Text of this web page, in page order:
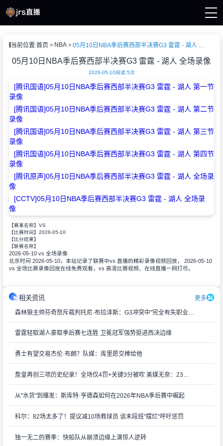
播
播
当前位置:首页 NBA 05月10日NBA季后赛西部半决赛G3 雷霆 - 湖人 全场录像
05月10日NBA季后赛西部半决赛G3 雷霆 - 湖人 全场录像
2026-05-10阅读:5次
[腾讯国语]05月10日NBA季后赛西部半决赛G3 雷霆 - 湖人 第一节
录像
[腾讯国语]05月10日NBA季后赛西部半决赛G3 雷霆 - 湖人 第二节
录像
[腾讯国语]05月10日NBA季后赛西部半决赛G3 雷霆 - 湖人 第三节
录像
[腾讯国语]05月10日NBA季后赛西部半决赛G3 雷霆 - 湖人 第四节
录像
[腾讯原声]05月10日NBA季后赛西部半决赛G3 雷霆 - 湖人 全场录
像
[CCTV]05月10日NBA季后赛西部半决赛G3 雷霆 - 湖人 全场录
像
【赛事名称】 VS
【比赛时间】 2026-05-10
【比分结果】
【联赛名称】
2026-05-10 vs 全场录像
北京时间 2026-05-10，本站记录了联赛中vs 直播的精彩录像视频回放， 2026-05-10
vs 全场比赛录像回放在线免费观看，vs 高清比赛视频、在线直播一网打尽。
相关资讯 更多
雷霆轻取湖人豪取季后赛七连胜 卫冕冠军强势挺进西决边缘
勇士有望交易杰伦·布朗？队媒：库里愿交棒给他
詹皇再创三项历史纪录！全场仅4罚+关键3分被吹 美媒无奈：23年如一日的判罚争议
从"水货"到爆发：斯库特·亨德森如何在2026年NBA季后赛中崛起
科尔：82场太多了！提议减10场救球员 谈末段班"摆烂"呼吁惩罚
独一无二的赛季：快船队从崩溃边缘上演惊人逆转